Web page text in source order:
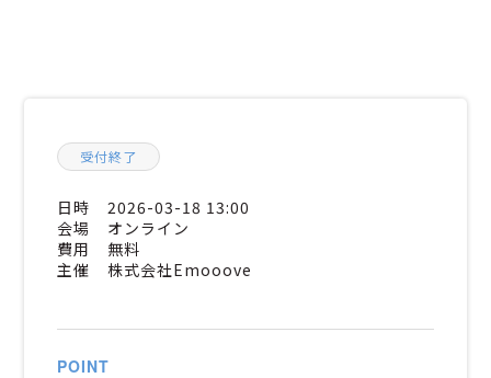
受付終了
日時
2026-03-18 13:00
会場
オンライン
費用
無料
主催
株式会社Emooove
POINT